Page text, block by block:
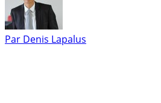
Par Denis Lapalus